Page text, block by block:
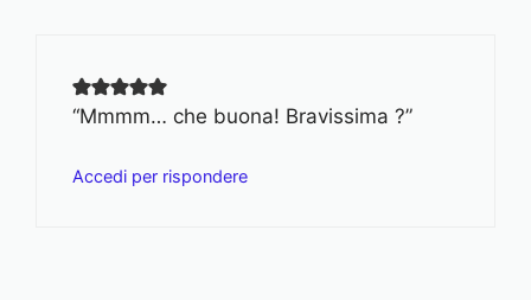
“Mmmm… che buona! Bravissima ?”
Accedi per rispondere